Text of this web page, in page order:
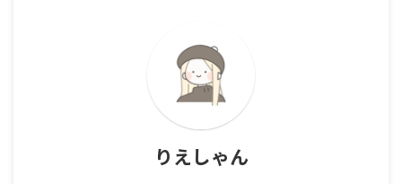
りえしゃん